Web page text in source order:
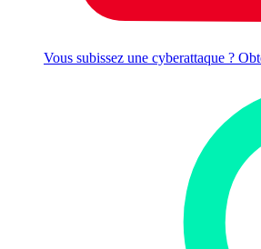
Vous subissez une cyberattaque ?